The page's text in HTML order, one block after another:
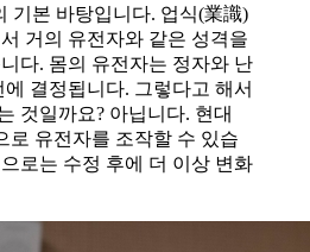
기본 바탕입니다. 업식(業識)
거의 유전자와 같은 성격을
다. 몸의 유전자는 정자와 난
결정됩니다. 그렇다고 해서
것일까요? 아닙니다. 현대
로 유전자를 조작할 수 있습
로는 수정 후에 더 이상 변화